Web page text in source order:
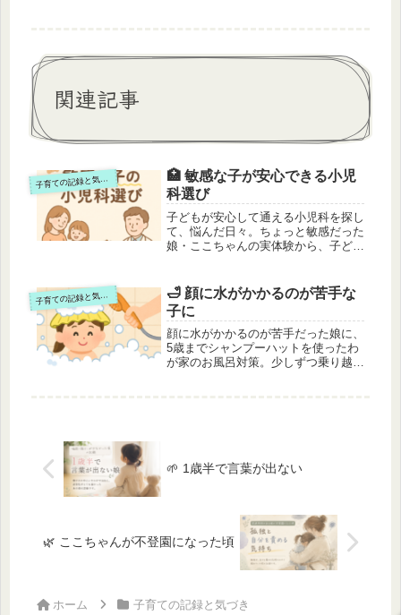
関連記事
子
育ての記録と気づき
🏥 敏感な子が安心できる小児
科選び
子どもが安心して通える小児科を探し
て、悩んだ日々。ちょっと敏感だった
娘・ここちゃんの実体験から、子ども
子
育ての記録と気づき
🛁 顔に水がかかるのが苦手な
子に
顔に水がかかるのが苦手だった娘に、
5歳までシャンプーハットを使ったわ
が家のお風呂対策。少しずつ乗り越え
🌱 1歳半で言葉が出ない
🌿 ここちゃんが不登園になった頃
ホーム 子育ての記録と気づき